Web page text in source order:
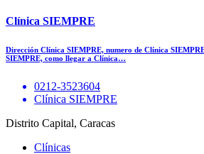
Clínica SIEMPRE
Dirección Clínica SIEMPRE, numero de Clínica
SIEMPRE, como llegar a Clínica…
0212-3523604
Clínica SIEMPRE
Distrito Capital, Caracas
Clínicas